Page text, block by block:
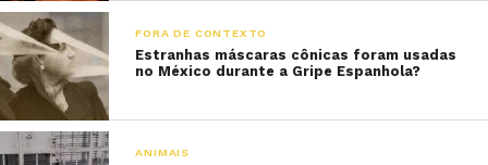
FORA DE CONTEXTO
Estranhas máscaras cônicas foram usadas
no México durante a Gripe Espanhola?
ANIMAIS